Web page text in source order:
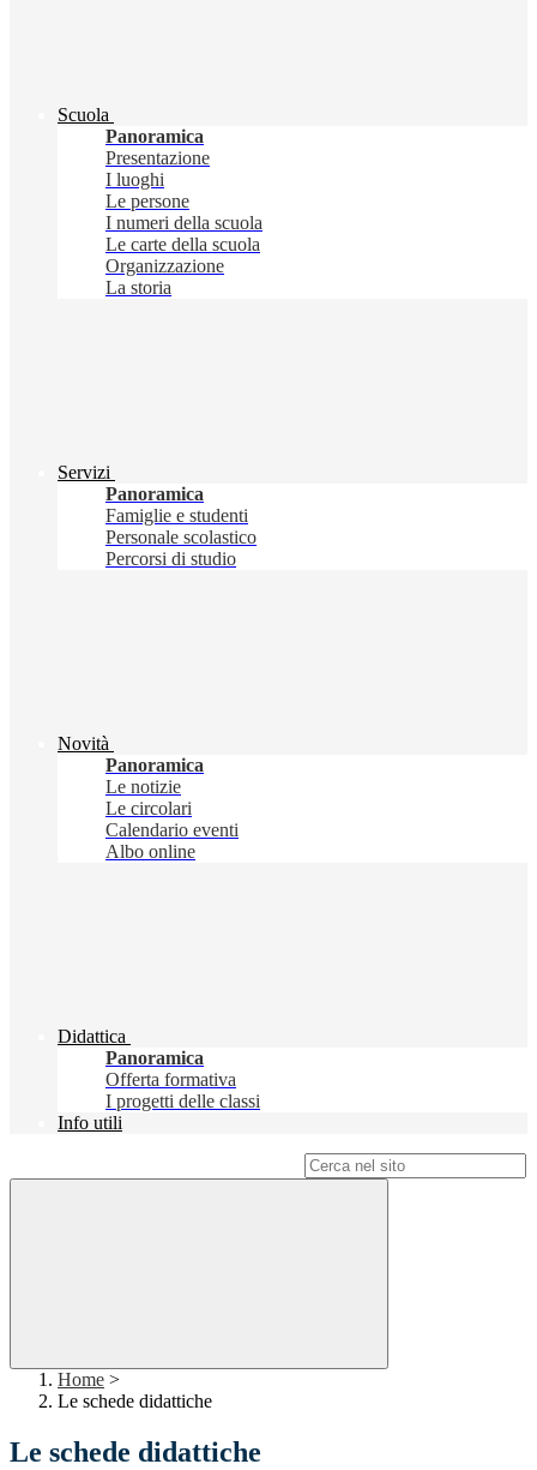
Scuola
Panoramica
Presentazione
I luoghi
Le persone
I numeri della scuola
Le carte della scuola
Organizzazione
La storia
Servizi
Panoramica
Famiglie e studenti
Personale scolastico
Percorsi di studio
Novità
Panoramica
Le notizie
Le circolari
Calendario eventi
Albo online
Didattica
Panoramica
Offerta formativa
I progetti delle classi
Info utili
Home >
Le schede didattiche
Le schede didattiche